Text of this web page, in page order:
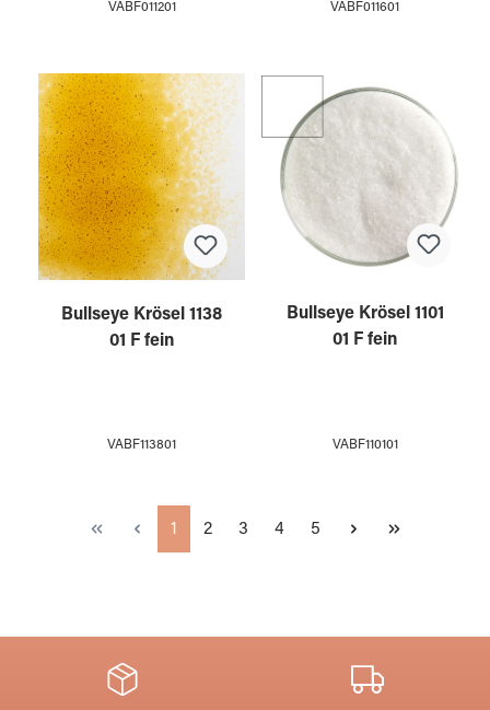
VABF011201 VABF011601
Bullseye Krösel 1138
01 F fein
VABF113801
Bullseye Krösel 1101
01 F fein
VABF110101
Seite
1 Seite
2 Seite
3 Seite
4 Seite
5